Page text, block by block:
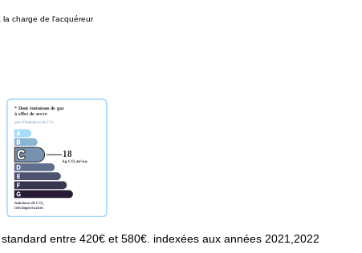
la charge de l'acquéreur
entre 420€ et 580€. indexées aux années 2021,2022